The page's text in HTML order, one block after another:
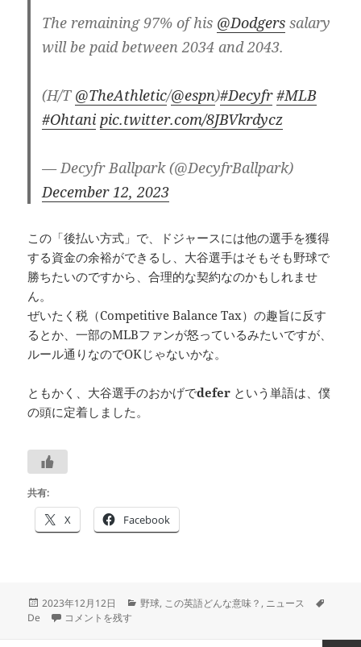
The remaining 97% of his @Dodgers salary
will be paid between 2034 and 2043.
(H/T@TheAthletic/@espn)#Decyfr #MLB
#Ohtani pic.twitter.com/8JBVkrdycz
— Decyfr Ballpark (@DecyfrBallpark)
December 12, 2023
この「後払い方式」で、ドジャースには他の選手を獲得
する資金の余裕ができるし、大谷選手はそもそも野球で
勝ちたいのですから、合理的な契約なのかもしれませ
ん。
ぜいたく税（Competitive Balance Tax）の趣旨に反す
るとか、一部のMLBファンが怒っているみたいですが、
ルール通りなのでOKじゃないかな。
ともかく、大谷選手のおかげでdefer という単語は、僕
の頭に定着しました。
共有:
X Facebook
投
2023年12月12日
カ
野球, この英語どんな意味？ , ニュース
De 大谷選手と defer―
コメントを残す